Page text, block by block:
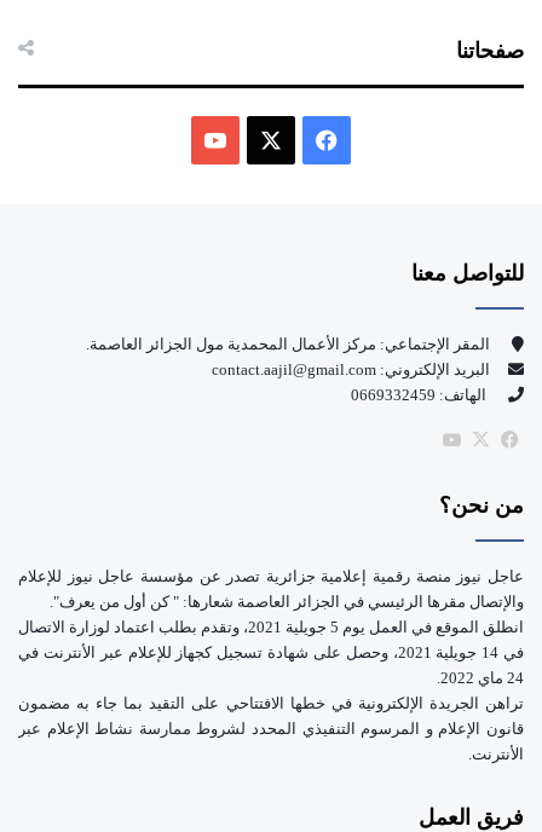
صفحاتنا
و
ك
للتواصل معنا
المقر الإجتماعي: مركز الأعمال المحمدية مول الجزائر العاصمة.
البريد الإلكتروني: contact.aajil@gmail.com
الهاتف: 0669332459
فيسبوك
‫X
من نحن؟
عاجل نيوز منصة رقمية إعلامية جزائرية تصدر عن مؤسسة عاجل نيوز للإعلام
والإتصال مقرها الرئيسي في الجزائر العاصمة شعارها: " كن أول من يعرف".
انطلق الموقع في العمل يوم 5 جويلية 2021، وتقدم بطلب اعتماد لوزارة الاتصال
في 14 جويلية 2021، وحصل على شهادة تسجيل كجهاز للإعلام عبر الأنترنت في
24 ماي 2022.
تراهن الجريدة الإلكترونية في خطها الافتتاحي على التقيد بما جاء به مضمون
قانون الإعلام و المرسوم التنفيذي المحدد لشروط ممارسة نشاط الإعلام عبر
الأنترنت.
فريق العمل